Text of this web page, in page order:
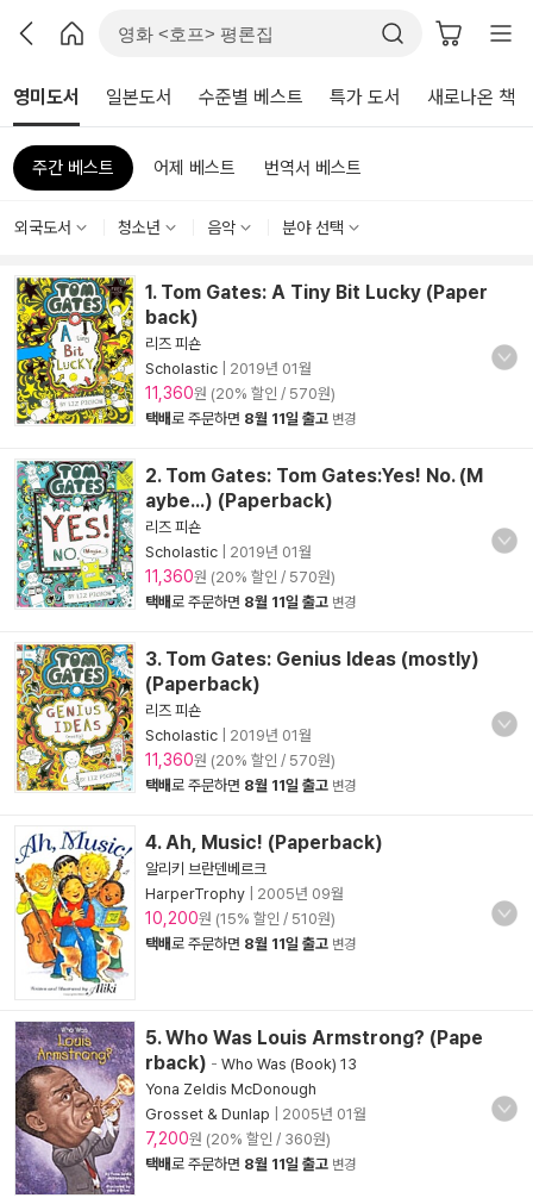
영미도서 일본도서 수준별 베스트 특가 도서 새로나온 책
주간 베스트 어제 베스트 번역서 베스트
외국도서 청소년 음악 분야 선택
1. Tom Gates: A Tiny Bit Lucky (Paper
back)
리즈 피숀
Scholastic
2019년 01월
11,360원 (20% 할인 / 570원)
택배로 주문하면 8월 11일 출고 변경
2. Tom Gates: Tom Gates:Yes! No. (M
aybe...) (Paperback)
리즈 피숀
Scholastic
2019년 01월
11,360원 (20% 할인 / 570원)
택배로 주문하면 8월 11일 출고 변경
3. Tom Gates: Genius Ideas (mostly)
(Paperback)
리즈 피숀
Scholastic
2019년 01월
11,360원 (20% 할인 / 570원)
택배로 주문하면 8월 11일 출고 변경
4. Ah, Music! (Paperback)
알리키 브란덴베르크
HarperTrophy
2005년 09월
10,200원 (15% 할인 / 510원)
택배로 주문하면 8월 11일 출고 변경
5. Who Was Louis Armstrong? (Pape
rback) - Who Was (Book) 13
Yona Zeldis McDonough
Grosset & Dunlap
2005년 01월
7,200원 (20% 할인 / 360원)
택배로 주문하면 8월 11일 출고 변경